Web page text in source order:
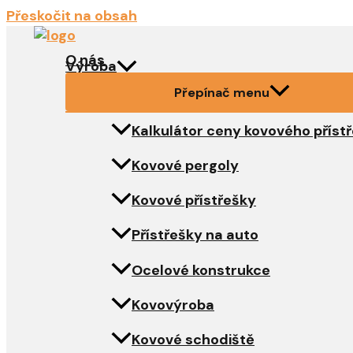
Přeskočit na obsah
O nás
Výroba
Přepínač menu
Kalkulátor ceny kovového
Kovové pergoly
Kovové přístřešky
Přístřešky na auto
Ocelové konstrukce
Kovovýroba
Kovové schodiště